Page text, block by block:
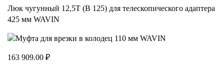
Люк чугунный 12,5Т (В 125) для телескопического адаптера
425 мм WAVIN
163 909.00 ₽